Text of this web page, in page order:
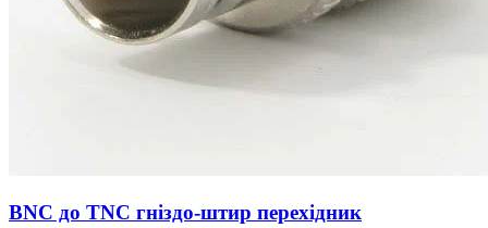
BNC до TNC гніздо-штир перехідник